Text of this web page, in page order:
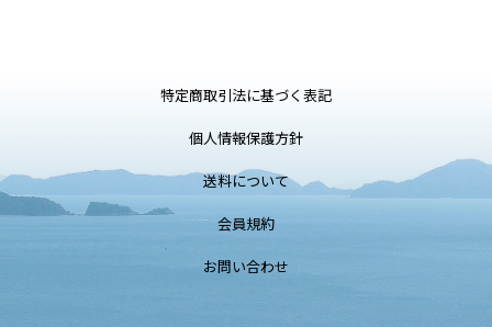
特定商取引法に基づく表記
個人情報保護方針
送料について
会員規約
お問い合わせ